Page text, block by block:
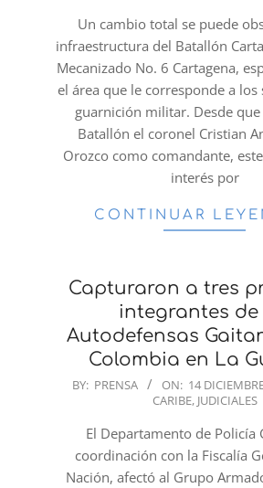
Un cambio total se puede
infraestructura del Batallón
Mecanizado No. 6 Cartagena,
el área que le corresponde a los
guarnición militar. Desde que
Batallón el coronel Cristian
Orozco como comandante,
interés por
CONTINUAR
Capturaron a tres
integrantes de
Autodefensas
Colombia en La
2022-
BY: PRENSA ON: 14
CARIBE, JUDICIALES
El Departamento de Policía
coordinación con la Fiscalía
Nación, afectó al Grupo